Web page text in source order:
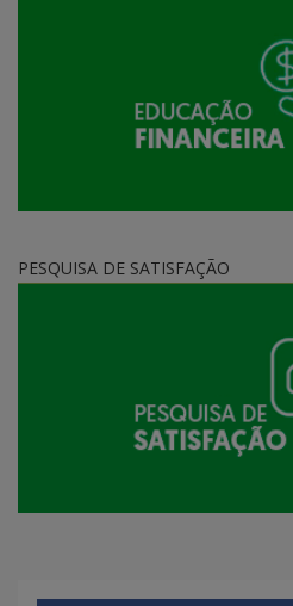
PESQUISA DE SATISFAÇÃO